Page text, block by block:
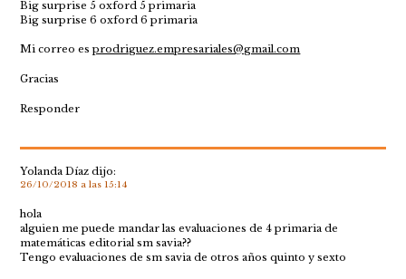
Big surprise 5 oxford 5 primaria
Big surprise 6 oxford 6 primaria
Mi correo esprodriguez.empresariales@gmail.com
Gracias
Responder
Yolanda Díaz dijo:
26/10/2018 a las 15:14
hola
alguien me puede mandar las evaluaciones de 4 primaria de
matemáticas editorial sm savia??
Tengo evaluaciones de sm savia de otros años quinto y sexto